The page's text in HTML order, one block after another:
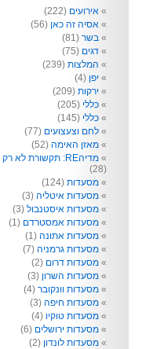
אירועים (222)
אסיה זה כאן (56)
בשר (81)
דגים (75)
המלצות (239)
יפן (4)
ירקות (209)
כללי (205)
כללי (145)
לחם וצעצועים (77)
מאזן האימה (52)
מדיהRE: תקשורת לא רק לפעוטות
(28)
מסעדות (124)
מסעדות איטליה (3)
מסעדות איסטנבול (3)
מסעדות אמסטרדם (1)
מסעדות אתונה (1)
מסעדות גרמניה (7)
מסעדות דרום (2)
מסעדות השרון (3)
מסעדות וונקובר (4)
מסעדות חיפה (3)
מסעדות טוקיו (4)
מסעדות ירושלים (6)
מסעדות לונדון (2)